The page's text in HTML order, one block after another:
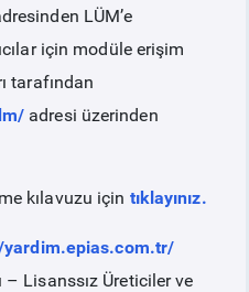
POLİTİKAMIZ
LÜM’e
için modüle erişim
tarafından
adresi üzerinden
kılavuzu için tıklayınız.
Lisanssız Üreticiler ve